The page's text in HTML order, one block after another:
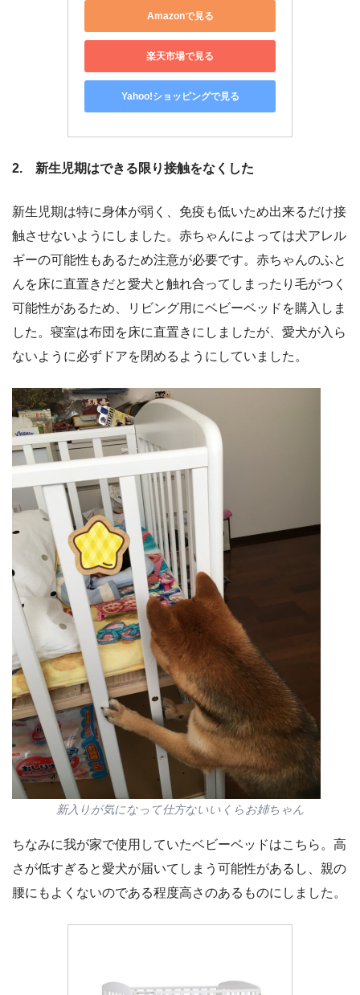
Amazonで見る
楽天市場で見る
Yahoo!ショッピングで見る
2. 新生児期はできる限り接触をなくした
新生児期は特に身体が弱く、免疫も低いため出来るだけ接
触させないようにしました。赤ちゃんによっては犬アレル
ギーの可能性もあるため注意が必要です。赤ちゃんのふと
んを床に直置きだと愛犬と触れ合ってしまったり毛がつく
可能性があるため、リビング用にベビーベッドを購入しま
した。寝室は布団を床に直置きにしましたが、愛犬が入ら
ないように必ずドアを閉めるようにしていました。
新入りが気になって仕方ないいくらお姉ちゃん
ちなみに我が家で使用していたベビーベッドはこちら。高
さが低すぎると愛犬が届いてしまう可能性があるし、親の
腰にもよくないのである程度高さのあるものにしました。